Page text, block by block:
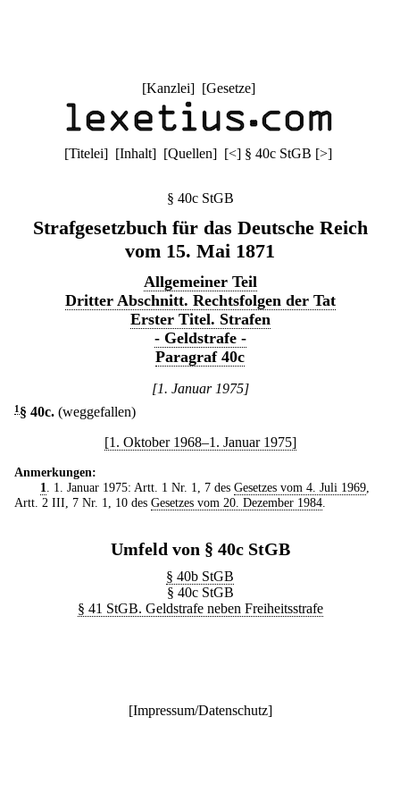
[Kanzlei] [Gesetze]
[Titelei] [Inhalt] [Quellen] [<] § 40c StGB [>]
§ 40c StGB
Strafgesetzbuch für das Deutsche Reich
vom 15. Mai 1871
Allgemeiner Teil
Dritter Abschnitt. Rechtsfolgen der Tat
Erster Titel. Strafen
- Geldstrafe -
Paragraf 40c
[1. Januar 1975]
1 § 40c. (weggefallen)
[1. Oktober 1968–1. Januar 1975]
Anmerkungen:
1
. 1. Januar 1975: Artt. 1 Nr. 1, 7 des Gesetzes vom 4. Juli 1969,
Artt. 2 III, 7 Nr. 1, 10 des Gesetzes vom 20. Dezember 1984
Umfeld von § 40c StGB
§ 40b StGB
§ 40c StGB
§ 41 StGB. Geldstrafe neben Freiheitsstrafe
[Impressum/Datenschutz]